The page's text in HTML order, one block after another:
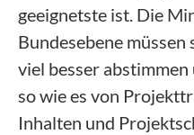
geeignetste ist. Die
Bundesebene
viel besser
so wie es von
Inhalten und